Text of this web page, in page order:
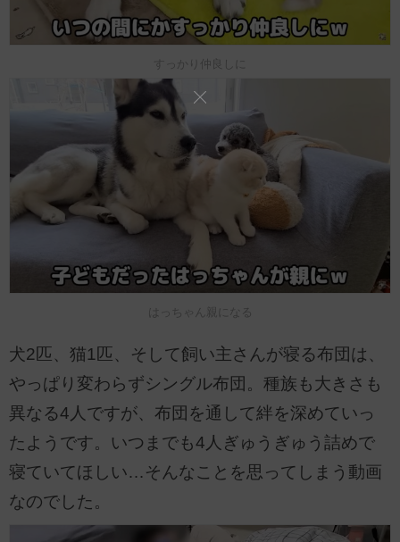
すっかり仲良しに
はっちゃん親になる
犬2匹、猫1匹、そして飼い主さんが寝る布団は、
やっぱり変わらずシングル布団。種族も大きさも
異なる4人ですが、布団を通して絆を深めていっ
たようです。いつまでも4人ぎゅうぎゅう詰めで
寝ていてほしい…そんなことを思ってしまう動画
なのでした。